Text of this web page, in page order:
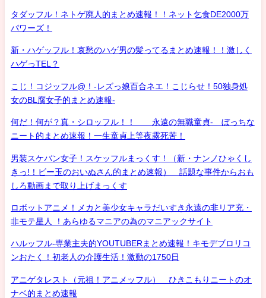
タダッフル！ネトゲ廃人的まとめ速報！！ネット乞食DE2000万
パワーズ！
新・ハゲッフル！哀愁のハゲ男の髪ってるまとめ速報！！激しく
ハゲっTEL？
こじ！コジッフル@！-レズっ娘百合ネエ！こじらせ！50独身処
女のBL腐女子的まとめ速報-
何だ！何が？真・シロッフル！！ 永遠の無職童貞- ぼっちな
ニート的まとめ速報！一生童貞上等夜露死苦！
男装スケバン女子！スケッフルまっくす！（新・ナンノひゃくし
きっ!！ビー玉のおいぬさん的まとめ速報） 話題な事件からおも
しろ動画まで取り上げまっくす
ロボットアニメ！メカと美少女キャラだいすき永遠の非リア充・
非モテ星人 ！あらゆるマニアの為のマニアックサイト
ハルッフル-専業主夫的YOUTUBERまとめ速報！キモデブロリコ
ンおたく！初老人の介護生活！激動の1750日
アニゲタレスト（元祖！アニメッフル） ひきこもりニートのオ
ナベ的まとめ速報